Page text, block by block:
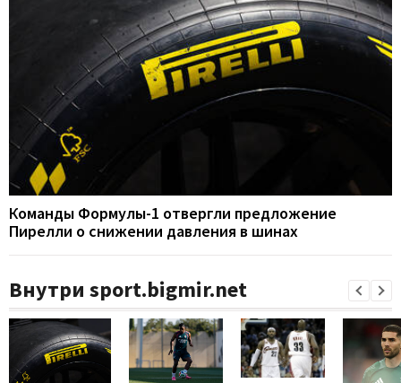
Команды Формулы-1 отвергли предложение
Пирелли о снижении давления в шинах
Внутри sport.bigmir.net